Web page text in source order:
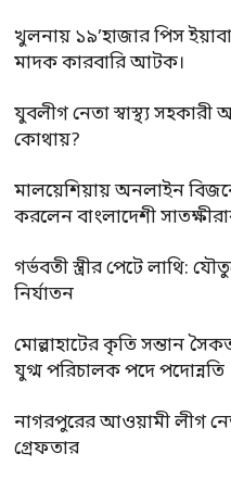
খুলনায় ১৯’হাজার পিস
মাদক কারবারি আটক।
যুবলীগ নেতা স্বাস্থ্য
কোথায়?
মালয়েশিয়ায় অনলাইন
করলেন বাংলাদেশী
গর্ভবতী স্ত্রীর পেটে লাথি:
নির্যাতন
মোল্লাহাটের কৃতি সন্তান
যুগ্ম পরিচালক পদে পদোন্নতি
নাগরপুরের আওয়ামী লীগ
গ্রেফতার